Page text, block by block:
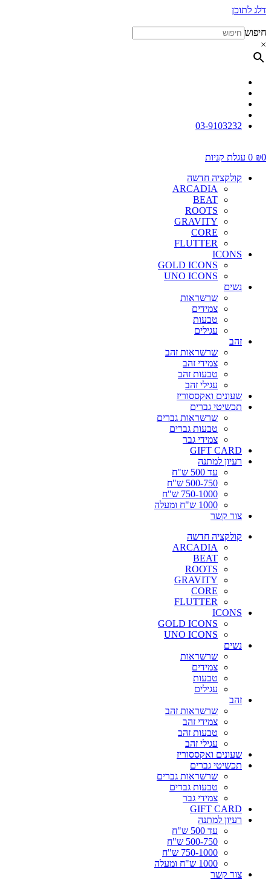
דלג לתוכן
חיפוש
×
03-9103232
₪0
0 עגלת קניות
קולקציה חדשה
ARCADIA
BEAT
ROOTS
GRAVITY
CORE
FLUTTER
ICONS
GOLD ICONS
UNO ICONS
נשים
שרשראות
צמידים
טבעות
עגילים
זהב
שרשראות זהב
צמידי זהב
טבעות זהב
עגילי זהב
שעונים ואקססוריז
תכשיטי גברים
שרשראות גברים
טבעות גברים
צמידי גבר
GIFT CARD
רעיון למתנה
עד 500 ש"ח
500-750 ש"ח
750-1000 ש"ח
1000 ש"ח ומעלה
צור קשר
קולקציה חדשה
ARCADIA
BEAT
ROOTS
GRAVITY
CORE
FLUTTER
ICONS
GOLD ICONS
UNO ICONS
נשים
שרשראות
צמידים
טבעות
עגילים
זהב
שרשראות זהב
צמידי זהב
טבעות זהב
עגילי זהב
שעונים ואקססוריז
תכשיטי גברים
שרשראות גברים
טבעות גברים
צמידי גבר
GIFT CARD
רעיון למתנה
עד 500 ש"ח
500-750 ש"ח
750-1000 ש"ח
1000 ש"ח ומעלה
צור קשר